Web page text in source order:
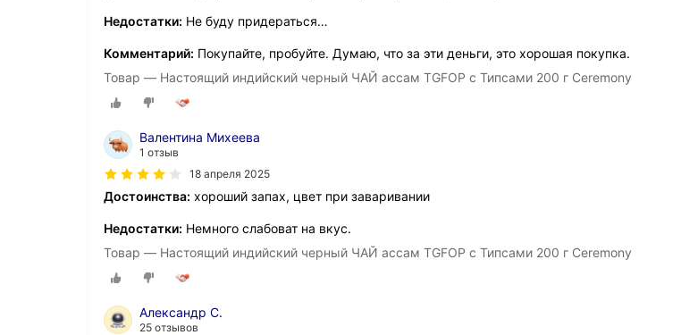
Недостатки: Не буду придераться…
Комментарий: Покупайте, пробуйте. Думаю, что за эти деньги, это хорошая покупка.
Товар — Настоящий индийский черный ЧАЙ ассам TGFOP с Типсами 200 г Ceremony
Валентина Михеева
1 отзыв
18 апреля 2025
Достоинства: хороший запах, цвет при заваривании
Недостатки: Немного слабоват на вкус.
Товар — Настоящий индийский черный ЧАЙ ассам TGFOP с Типсами 200 г Ceremony
Александр С.
25 отзывов